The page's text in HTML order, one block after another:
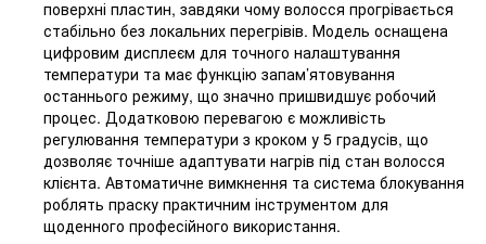
поверхні пластин, завдяки чому волосся прогрівається
стабільно без локальних перегрівів. Модель оснащена
цифровим дисплеєм для точного налаштування
температури та має функцію запам’ятовування
останнього режиму, що значно пришвидшує робочий
процес. Додатковою перевагою є можливість
регулювання температури з кроком у 5 градусів, що
дозволяє точніше адаптувати нагрів під стан волосся
клієнта. Автоматичне вимкнення та система блокування
роблять праску практичним інструментом для
щоденного професійного використання.